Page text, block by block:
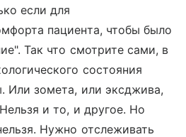
если для
пациента, чтобы было
Так что смотрите сами, в
состояния
Или зомета, или эксджива,
и то, и другое. Но
Нужно отслеживать